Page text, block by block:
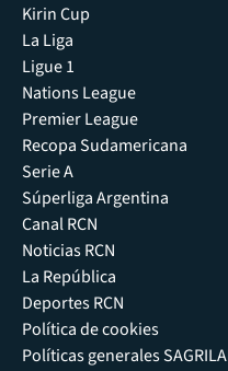
Kirin Cup
La Liga
Ligue 1
Nations League
Premier League
Recopa Sudamericana
Serie A
Súperliga Argentina
Canal RCN
Noticias RCN
La República
Deportes RCN
Política de cookies
Políticas generales